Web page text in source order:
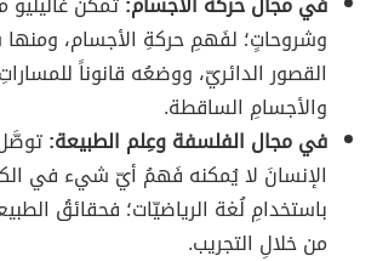
وشروحاتٍ؛ لفَهمِ حركةِ الأجسام،
القصور الدائريّ، ووضعُه قانوناً
والأجسامِ الساقطة.
في مجال الفلسفة وعِلم الطبيعة:
الإنسانَ لا يُمكنه فَهمُ أيّ شيء في
باستخدامِ لُغة الرياضيّات؛ فحقائقُ
من خلالِ التجريب.